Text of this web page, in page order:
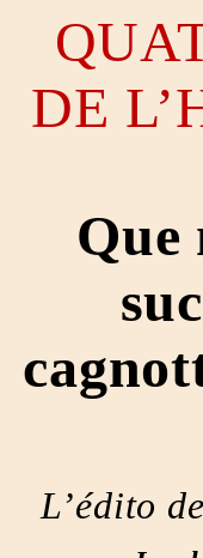
DE
Que
L’édito